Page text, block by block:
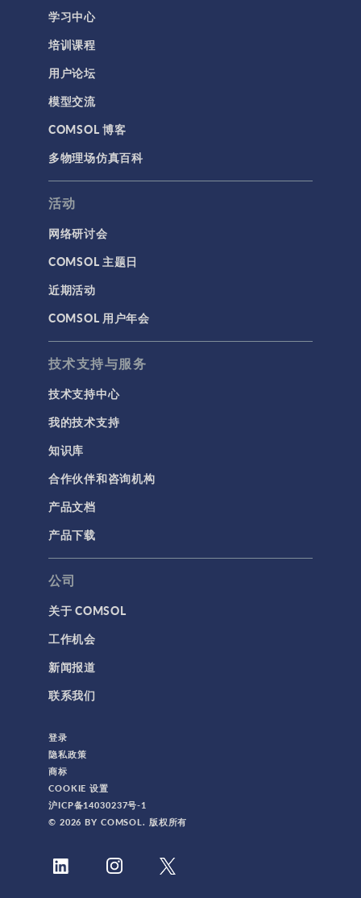
学习中心
培训课程
用户论坛
模型交流
COMSOL 博客
多物理场仿真百科
活动
网络研讨会
COMSOL 主题日
近期活动
COMSOL 用户年会
技术支持与服务
技术支持中心
我的技术支持
知识库
合作伙伴和咨询机构
产品文档
产品下载
公司
关于 COMSOL
工作机会
新闻报道
联系我们
登录
隐私政策
商标
COOKIE 设置
沪ICP备14030237号-1
© 2026 BY COMSOL. 版权所有